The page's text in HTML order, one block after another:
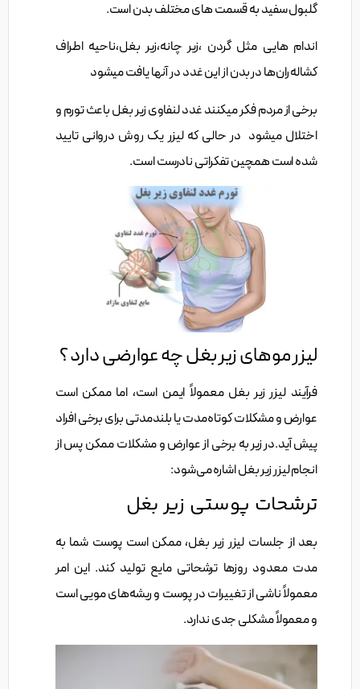
گلبول سفید به قسمت های مختلف بدن است.
اندام هایی مثل گردن ،زیر چانه،زیر بغل،ناحیه اطراف
کشاله ران‌ها در بدن از این غدد در آنها یافت میشود
برخی از مردم فکر میکنند غدد لنفاوی زیر بغل باعث تورم و
اختلال میشود در حالی که لیزر یک روش دروانی تایید
شده است همچین تفکراتی نادرست است.
لیزر موهای زیر بغل چه عوارضی دارد ؟
فرآیند لیزر زیر بغل معمولاً ایمن است، اما ممکن است
عوارض و مشکلات کوتاه‌مدت یا بلندمدتی برای برخی افراد
پیش آید.در زیر به برخی از عوارض و مشکلات ممکن پس از
انجام لیزر زیر بغل اشاره می‌شود:
ترشحات پوستی زیر بغل
بعد از جلسات لیزر زیر بغل، ممکن است پوست شما به
مدت معدود روزها ترشحاتی مایع تولید کند. این امر
معمولاً ناشی از تغییرات در پوست و ریشه‌های مویی است
و معمولاً مشکلی جدی ندارد.